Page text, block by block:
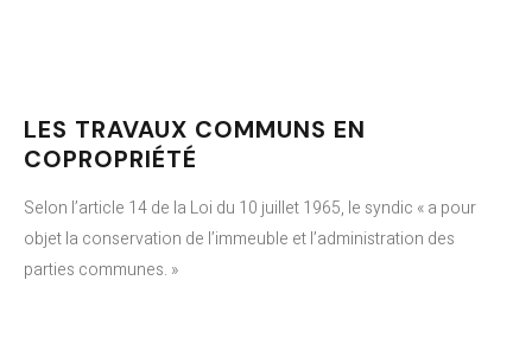
LES TRAVAUX COMMUNS EN
COPROPRIÉTÉ
Selon l’article 14 de la Loi du 10 juillet 1965, le syndic « a pour
objet la conservation de l’immeuble et l’administration des
parties communes. »